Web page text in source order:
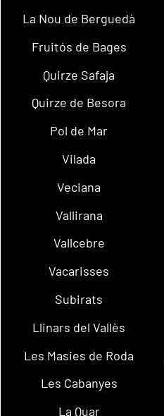
La Nou de Berguedà
Fruitós de Bages
Quirze Safaja
Quirze de Besora
Pol de Mar
Vilada
Veciana
Vallirana
Vallcebre
Vacarisses
Subirats
Llinars del Vallès
Les Masies de Roda
Les Cabanyes
La Quar